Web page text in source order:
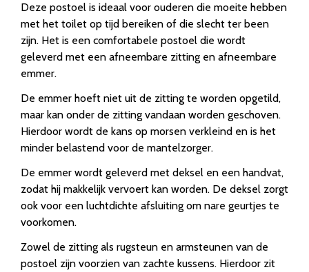
Deze postoel is ideaal voor ouderen die moeite hebben
met het toilet op tijd bereiken of die slecht ter been
zijn. Het is een comfortabele postoel die wordt
geleverd met een afneembare zitting en afneembare
emmer.
De emmer hoeft niet uit de zitting te worden opgetild,
maar kan onder de zitting vandaan worden geschoven.
Hierdoor wordt de kans op morsen verkleind en is het
minder belastend voor de mantelzorger.
De emmer wordt geleverd met deksel en een handvat,
zodat hij makkelijk vervoert kan worden. De deksel zorgt
ook voor een luchtdichte afsluiting om nare geurtjes te
voorkomen.
Zowel de zitting als rugsteun en armsteunen van de
postoel zijn voorzien van zachte kussens. Hierdoor zit